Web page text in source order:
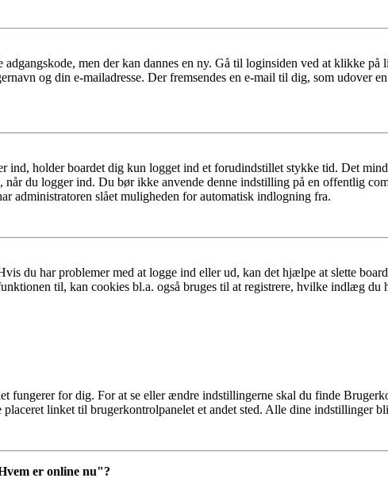
men der kan dannes en ny. Gå til loginsiden ved at klikke på
og din e-mailadresse. Der fremsendes en e-mail til dig, som udover
ind, holder boardet dig kun logget ind et forudindstillet stykke tid. Det
, når du logger ind. Du bør ikke anvende denne indstilling på en offentlig
administratoren slået muligheden for automatisk indlogning fra.
du har problemer med at logge ind eller ud, kan det hjælpe at slette
til, kan cookies bl.a. også bruges til at registrere, hvilke indlæg du
fungerer for dig. For at se eller ændre indstillingerne skal du finde
linket til brugerkontrolpanelet et andet sted. Alle dine indstillinger
er online nu"?